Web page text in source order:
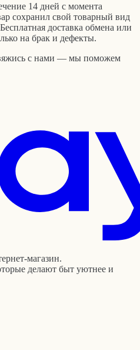
14 дней с момента
сохранил свой товарный вид
доставка обмена или
на брак и дефекты.
с нами — мы поможем
магазин.
делают быт уютнее и